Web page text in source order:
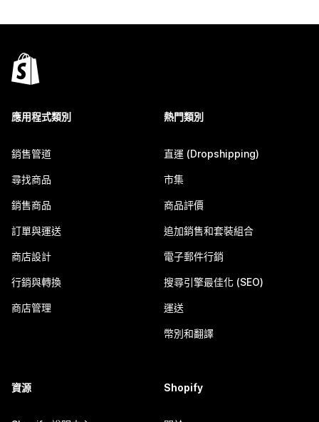
應用程式類別
銷售管道
尋找商品
銷售商品
訂單與運送
商店設計
行銷與轉換
商店管理
熱門類別
直運 (Dropshipping)
市集
商品評價
追加銷售和套裝組合
電子郵件行銷
搜尋引擎最佳化 (SEO)
運送
幣別和翻譯
資源 Shopify